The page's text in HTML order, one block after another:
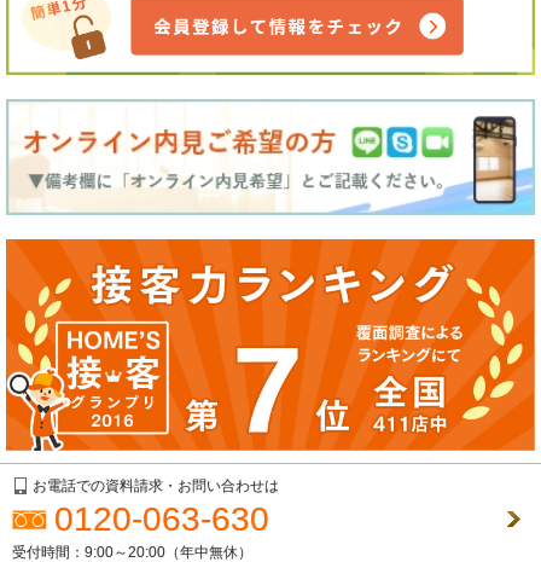
お電話での資料請求・お問い合わせは
0120-063-630
受付時間：9:00～20:00（年中無休）